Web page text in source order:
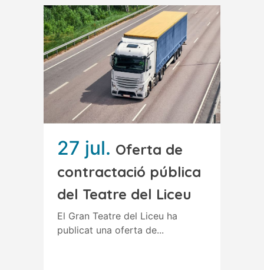
27 jul. Oferta de
contractació pública
del Teatre del Liceu
El Gran Teatre del Liceu ha
publicat una oferta de...